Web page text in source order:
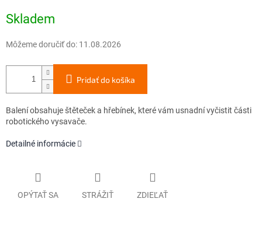
cena:
Skladem
Môžeme doručiť do: 11.08.2026
Pridať do košíka
Balení obsahuje štěteček a hřebínek, které vám usnadní vyčistit části
robotického vysavače.
Detailné informácie
OPÝTAŤ SA STRÁŽIŤ ZDIEĽAŤ